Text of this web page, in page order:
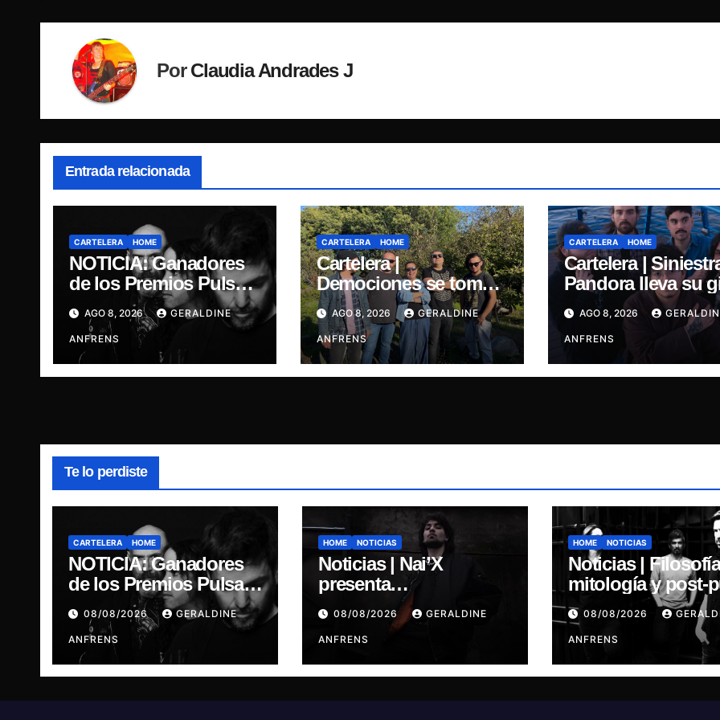
PorClaudia Andrades J
Entrada relacionada
CARTELERA HOME
NOTICIA: Ganadores
de los Premios Pulsar,
Engrupid Pipol
presentan show
exclusivo.
AGO 8, 2026 GERALDINE
ANFRENS
CARTELERA HOME
Cartelera |
Demociones se toma
Bar Callejón:
Presentación oficial de
su EP y estreno del
single “Mujer
Escarlata”
AGO 8, 2026 GERALDINE
ANFRENS
CARTELERA HOME
Cartelera |
Pandora lleva su
de invierno
Concepción.
AGO 8, 2026
ANFRENS
Te lo perdiste
CARTELERA HOME
NOTICIA: Ganadores
de los Premios Pulsar,
Engrupid Pipol
presentan show
exclusivo.
08/08/2026 GERALDINE
ANFRENS
HOME NOTICIAS
Noticias | Nai’X
presenta
“DIMENSIONAL
GODS.
08/08/2026 GERALDINE
ANFRENS
HOME NOTICIAS
Noticias |
mitología y post-
ALGARRABIA
presenta “Cantos
Sirena”
08/08/2026
ANFRENS